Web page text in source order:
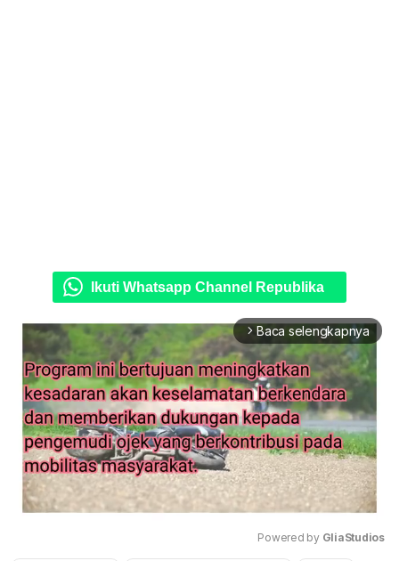
Ikuti Whatsapp Channel Republika
arrow_forward_ios Baca selengkapnya
Powered by GliaStudios